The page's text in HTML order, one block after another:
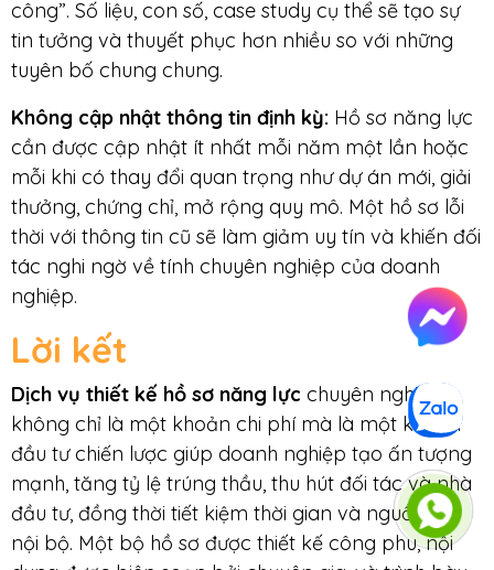
công”. Số liệu, con số, case study cụ thể sẽ tạo sự
tin tưởng và thuyết phục hơn nhiều so với những
tuyên bố chung chung.
Không cập nhật thông tin định kỳ: Hồ sơ năng lực
cần được cập nhật ít nhất mỗi năm một lần hoặc
mỗi khi có thay đổi quan trọng như dự án mới, giải
thưởng, chứng chỉ, mở rộng quy mô. Một hồ sơ lỗi
thời với thông tin cũ sẽ làm giảm uy tín và khiến đối
tác nghi ngờ về tính chuyên nghiệp của doanh
nghiệp.
Lời kết
Dịch vụ thiết kế hồ sơ năng lực chuyên nghiệp
không chỉ là một khoản chi phí mà là một khoản
đầu tư chiến lược giúp doanh nghiệp tạo ấn tượng
mạnh, tăng tỷ lệ trúng thầu, thu hút đối tác và nhà
đầu tư, đồng thời tiết kiệm thời gian và nguồn lực
nội bộ. Một bộ hồ sơ được thiết kế công phu, nội